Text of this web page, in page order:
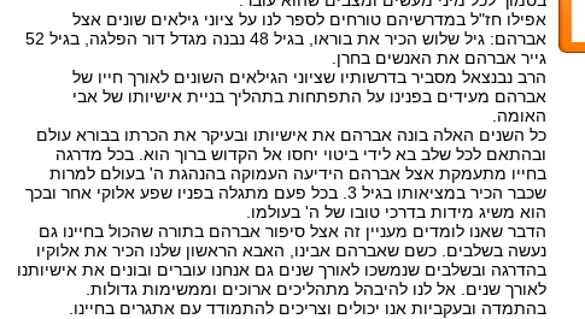
אפילו חז"ל במדרשיהם טורחים לספר לנו על ציוני גילאים שונים אצל
אברהם: גיל שלוש הכיר את בוראו, בגיל 48 נבנה מגדל דור הפלגה, בגיל 52
גייר אברהם את האנשים בחרן.
הרב נבנצאל מסביר בדרשותיו שציוני הגילאים השונים לאורך חייו של
אברהם מעידים בפנינו על התפתחות בתהליך בניית אישיותו של אבי
האומה.
כל השנים האלה בונה אברהם את אישיותו ובעיקר את הכרתו בבורא עולם
ובהתאם לכל שלב בא לידי ביטוי יחסו אל הקדוש ברוך הוא. בכל מדרגה
בחייו מתעמקת אצל אברהם הידיעה העמוקה בהנהגת ה' בעולם למרות
שכבר הכיר במציאותו בגיל 3. בכל פעם מתגלה בפניו שפע אלוקי אחר ובכך
הוא משיג מידות בדרכי טובו של ה' בעולמו.
הדבר שאנו לומדים מעניין זה אצל סיפור אברהם בתורה שהכול בחיינו גם
נעשה בשלבים. כשם שאברהם אבינו, האבא הראשון שלנו הכיר את אלוקיו
בהדרגה ובשלבים שנמשכו לאורך שנים גם אנחנו עוברים ובונים את אישיותנו
לאורך שנים. אל לנו להיבהל מתהליכים ארוכים וממשימות גדולות.
בהתמדה ובעקביות אנו יכולים וצריכים להתמודד עם אתגרים בחיינו.